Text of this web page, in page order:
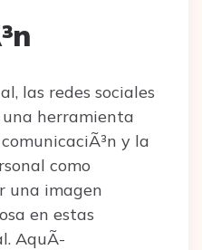
las redes sociales
herramienta
y la
como
una imagen
en estas
AquÃ­